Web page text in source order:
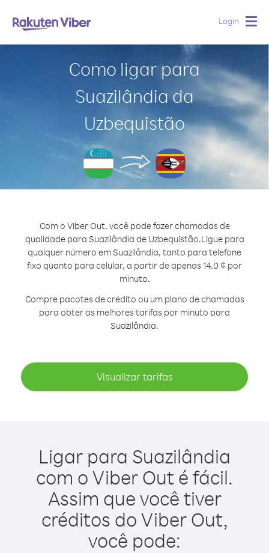
Login
Como ligar para
Suazilândia da
Uzbequistão
Com o Viber Out, você pode fazer chamadas de
qualidade para Suazilândia de Uzbequistão.Ligue para
qualquer número em Suazilândia, tanto para telefone
fixo quanto para celular, a partir de apenas 14.0 ¢ por
minuto.
Compre pacotes de crédito ou um plano de chamadas
para obter as melhores tarifas por minuto para
Suazilândia.
Visualizar tarifas
Ligar para Suazilândia
com o Viber Out é fácil.
Assim que você tiver
créditos do Viber Out,
você pode: